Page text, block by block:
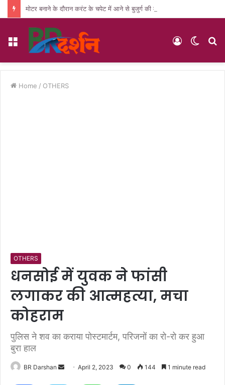
मोटर बनाने के दौरान करंट के चपेट में आने से बुजुर्ग की मौत, पसरा मातम
Menu
Switch
Log
Home / OTHERS
OTHERS
धनसोई में युवक ने फांसी
लगाकर की आत्महत्या, मचा
कोहराम
पुलिस ने शव का कराया पोस्टमार्टम, परिजनों का रो-रो कर हुआ
बुरा हाल
BR Darshan April 2, 2023 0 144 1 minute read